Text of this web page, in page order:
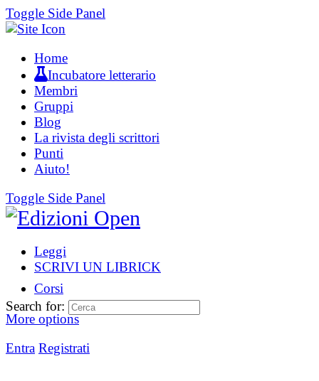
Toggle Side Panel
Home
Incubatore letterario
Membri
Gruppi
Blog
La rivista degli scrittori
Punti
Aiuto!
Toggle Side Panel
Leggi
SCRIVI UN LIBRICK
Corsi
More options
Entra Registrati
Search for: